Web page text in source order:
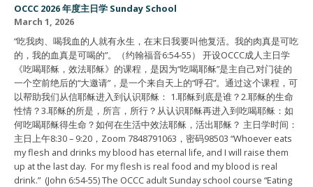
OCCC 2026 年度主日学 Sunday School
March 1, 2026
“吃我肉、喝我血的人就有永生，在末日我要叫他复活。我的肉真是可吃
的，我的血真是可喝的”。（约翰福音6:54-55） 开设OCCC成人主日学
《吃喝耶稣，效法耶稣》的课程，是因为“吃喝耶稣”是主自己对门徒的
一个空前绝后的“大邀请”，是一个来自天上的“呼召”。通过这个课程，可
以帮助我们从信耶稣进入到认识耶稣： 1.耶稣到底是谁？2.耶稣的生命
性情？3.耶稣的所是，所言，所行？从认识耶稣再进入到吃喝耶稣：如
何吃喝耶稣得生命？如何在生活中效法耶稣，活出耶稣？ 主日学时间：
主日上午8:30 – 9:20，Zoom 7848791063，密码98503 “Whoever eats
my flesh and drinks my blood has eternal life, and I will raise them
up at the last day. For my flesh is real food and my blood is real
drink.” (John 6:54-55) The OCCC adult Sunday school course “Eating